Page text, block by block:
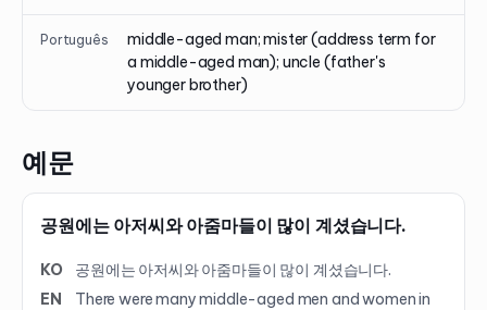
Português
middle-aged man; mister (address term for
a middle-aged man); uncle (father's
younger brother)
예문
공원에는 아저씨와 아줌마들이 많이 계셨습니다.
KO
공원에는 아저씨와 아줌마들이 많이 계셨습니다.
EN
There were many middle-aged men and women in